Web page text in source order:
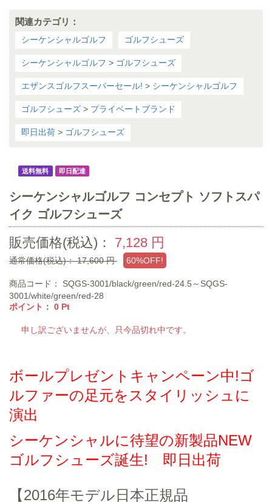
関連カテゴリ：
シーケンシャルゴルフ ゴルフシューズ
シーケンシャルゴルフ > ゴルフシューズ
エザンスゴルフスーパーセール! > シーケンシャルゴルフ
ゴルフシューズ > プライベートブランド
即日出荷 > ゴルフシューズ
送料無料 即日配達
シーケンシャルゴルフ コンセプト ソフトスパ
イク ゴルフシューズ
販売価格(税込)： 7,128 円
通常価格(税込)：17,600円 60%OFF!
商品コード： SQGS-3001/black/green/red-24.5～SQGS-
3001/white/green/red-28
ポイント： 0 Pt
申し訳ございませんが、只今品切れ中です。
ボールプレゼントキャンペーン中!ゴ
ルファーの足元をスタイリッシュに
演出
シーケンシャルに待望の新製品NEW
ゴルフシューズ誕生! 即日出荷
【2016年モデル日本正規品